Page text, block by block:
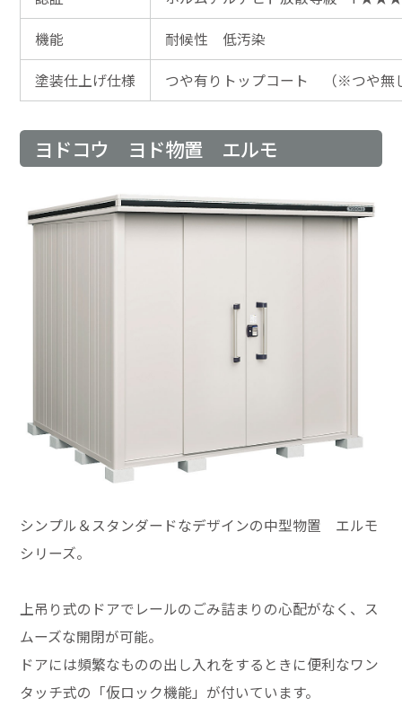
機能
耐候性 低汚染
塗装仕上げ仕様
つや有りトップコート （※つや無
ヨドコウ ヨド物置 エルモ
シンプル＆スタンダードなデザインの中型物置 エルモ
シリーズ。
上吊り式のドアでレールのごみ詰まりの心配がなく、ス
ムーズな開閉が可能。
ドアには頻繁なものの出し入れをするときに便利なワン
タッチ式の「仮ロック機能」が付いています。